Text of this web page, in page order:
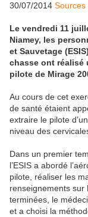
30/07/2014 Sources
Le vendredi 11
Niamey, les
et Sauvetage
chasse ont réalisé
pilote de Mirage
Au cours de cet
de santé étaient
extraire le pilote
niveau des
Dans un premier
l’ESIS a abordé
pilote, réaliser les
renseignements sur
terminées, le
et a choisi la